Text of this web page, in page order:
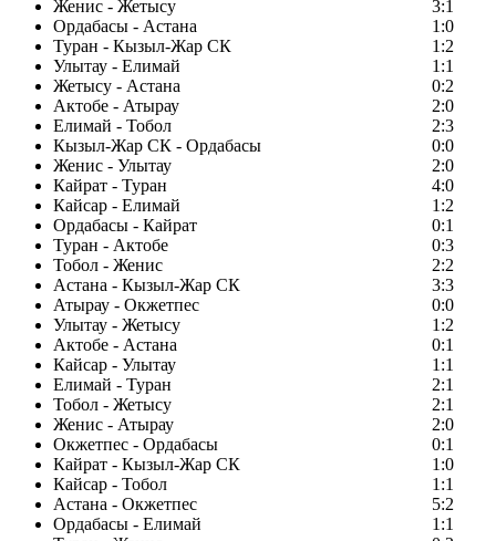
Женис - Жетысу
3:1
Ордабасы - Астана
1:0
Туран - Кызыл-Жар СК
1:2
Улытау - Елимай
1:1
Жетысу - Астана
0:2
Актобе - Атырау
2:0
Елимай - Тобол
2:3
Кызыл-Жар СК - Ордабасы
0:0
Женис - Улытау
2:0
Кайрат - Туран
4:0
Кайсар - Елимай
1:2
Ордабасы - Кайрат
0:1
Туран - Актобе
0:3
Тобол - Женис
2:2
Астана - Кызыл-Жар СК
3:3
Атырау - Окжетпес
0:0
Улытау - Жетысу
1:2
Актобе - Астана
0:1
Кайсар - Улытау
1:1
Елимай - Туран
2:1
Тобол - Жетысу
2:1
Женис - Атырау
2:0
Окжетпес - Ордабасы
0:1
Кайрат - Кызыл-Жар СК
1:0
Кайсар - Тобол
1:1
Астана - Окжетпес
5:2
Ордабасы - Елимай
1:1